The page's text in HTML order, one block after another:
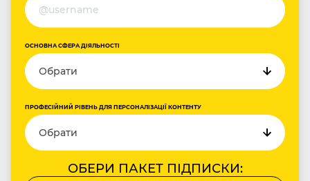
ОСНОВНА СФЕРА ДІЯЛЬНОСТІ
ПРОФЕСІЙНИЙ РІВЕНЬ ДЛЯ ПЕРСОНАЛІЗАЦІЇ КОНТЕНТУ
ОБЕРИ ПАКЕТ ПІДПИСКИ: